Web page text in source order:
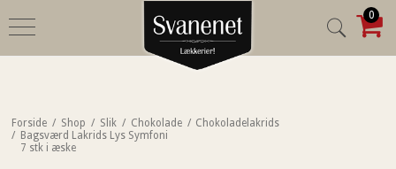
0
Forside / Shop / Slik / Chokolade / Chokoladelakrids
/ Bagsværd Lakrids Lys Symfoni
7 stk i æske